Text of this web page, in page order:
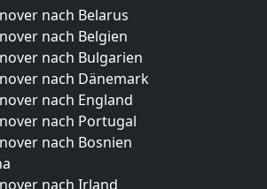
nach Belarus
nach Belgien
nach Bulgarien
nach Dänemark
nach England
nach Portugal
nach Bosnien
nach Irland